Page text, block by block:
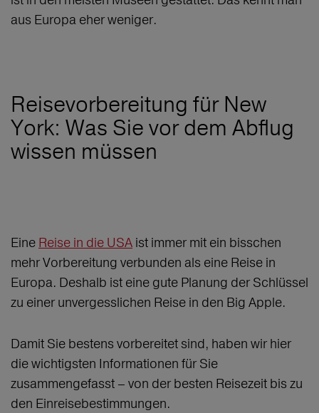
aus Europa eher weniger.
Reisevorbereitung für New
York: Was Sie vor dem Abflug
wissen müssen
Eine Reise in die USA ist immer mit ein bisschen
mehr Vorbereitung verbunden als eine Reise in
Europa. Deshalb ist eine gute Planung der Schlüssel
zu einer unvergesslichen Reise in den Big Apple.
Damit Sie bestens vorbereitet sind, haben wir hier
die wichtigsten Informationen für Sie
zusammengefasst – von der besten Reisezeit bis zu
den Einreisebestimmungen.